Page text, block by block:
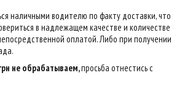
наличными водителю по факту доставки, что
в надлежащем качестве и количестве
оплатой. Либо при получении
не обрабатываем,просьба отнестись с